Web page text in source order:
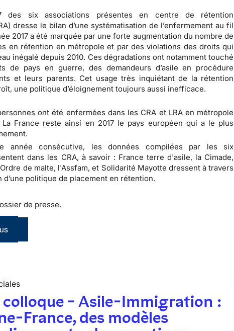
des six associations présentes en centre de rétention
dresse le bilan d’une systématisation de l’enfermement au fil
2017 a été marquée par une forte augmentation du nombre de
en rétention en métropole et par des violations des droits qui
inégalé depuis 2010. Ces dégradations ont notamment touché
de pays en guerre, des demandeurs d’asile en procédure
et leurs parents. Cet usage très inquiétant de la rétention
une politique d’éloignement toujours aussi inefficace.
ont été enfermées dans les CRA et LRA en métropole
France reste ainsi en 2017 le pays européen qui a le plus
année consécutive, les données compilées par les six
dans les CRA, à savoir : France terre d'asile, la Cimade,
de malte, l'Assfam, et Solidarité Mayotte dressent à travers
d’une politique de placement en rétention.
de presse.
colloque - Asile-Immigration :
France, des modèles